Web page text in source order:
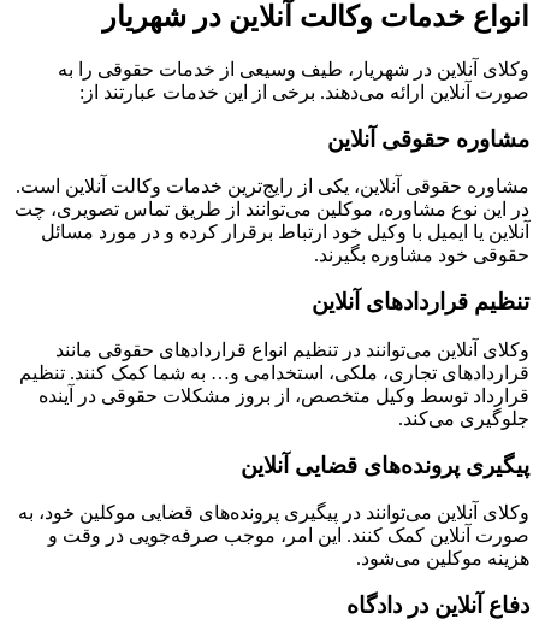
خدمات وکالت آنلاین در شهریار
آنلاین در شهریار، طیف وسیعی از خدمات حقوقی را به
آنلاین ارائه می‌دهند. برخی از این خدمات عبارتند از:
حقوقی آنلاین
حقوقی آنلاین، یکی از رایج‌ترین خدمات وکالت آنلاین است.
نوع مشاوره، موکلین می‌توانند از طریق تماس تصویری، چت
یا ایمیل با وکیل خود ارتباط برقرار کرده و در مورد مسائل
خود مشاوره بگیرند.
قراردادهای آنلاین
آنلاین می‌توانند در تنظیم انواع قراردادهای حقوقی مانند
تجاری، ملکی، استخدامی و… به شما کمک کنند. تنظیم
توسط وکیل متخصص، از بروز مشکلات حقوقی در آینده
می‌کند.
پرونده‌های قضایی آنلاین
آنلاین می‌توانند در پیگیری پرونده‌های قضایی موکلین خود، به
آنلاین کمک کنند. این امر، موجب صرفه‌جویی در وقت و
موکلین می‌شود.
آنلاین در دادگاه